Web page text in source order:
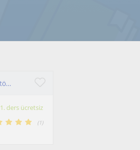
Pedagojik Yaklaşımla Nitelikli Oyun Arkadaşlığı ve Bireysel Gelişim Mentörlüğü
1. ders ücretsiz
(1)